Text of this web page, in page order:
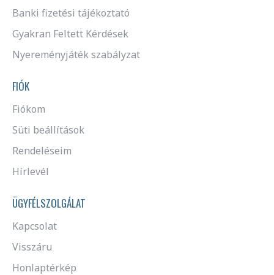
Banki fizetési tájékoztató
Gyakran Feltett Kérdések
Nyereményjáték szabályzat
FIÓK
Fiókom
Süti beállítások
Rendeléseim
Hírlevél
ÜGYFÉLSZOLGÁLAT
Kapcsolat
Visszáru
Honlaptérkép